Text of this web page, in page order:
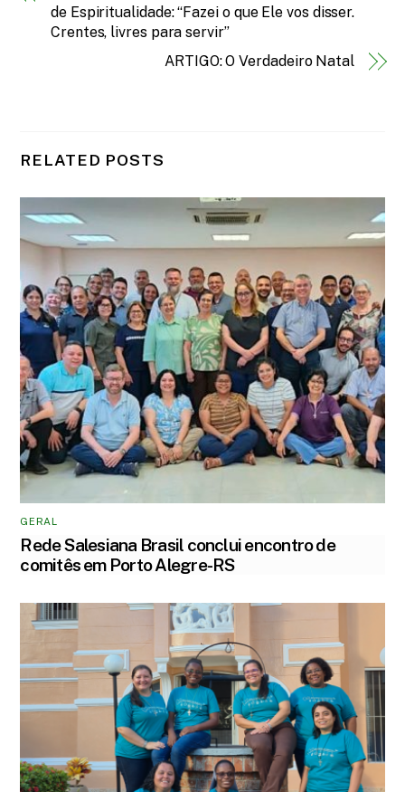
de Espiritualidade: “Fazei o que Ele vos disser.
Crentes, livres para servir”
ARTIGO: O Verdadeiro Natal
RELATED POSTS
GERAL
Rede Salesiana Brasil conclui encontro de
comitês em Porto Alegre-RS